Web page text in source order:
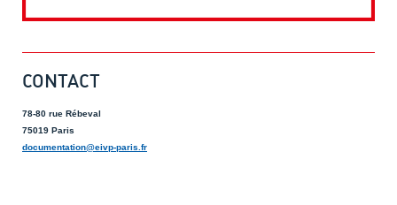
CONTACT
78-80 rue Rébeval
75019 Paris
documentation@eivp-paris.fr